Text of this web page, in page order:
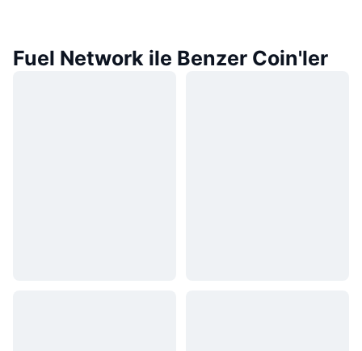
Fuel Network ile Benzer Coin'ler